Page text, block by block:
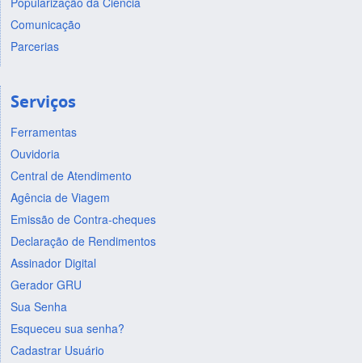
Comunicação
Parcerias
Serviços
Ferramentas
Ouvidoria
Central de Atendimento
Agência de Viagem
Emissão de Contra-cheques
Declaração de Rendimentos
Assinador Digital
Gerador GRU
Sua Senha
Esqueceu sua senha?
Cadastrar Usuário